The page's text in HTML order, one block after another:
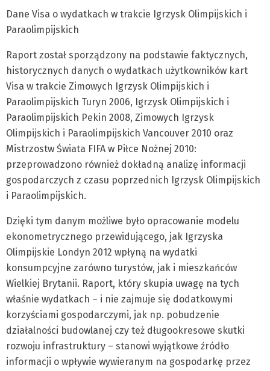
Dane Visa o wydatkach w trakcie Igrzysk Olimpijskich i
Paraolimpijskich
Raport został sporządzony na podstawie faktycznych,
historycznych danych o wydatkach użytkowników kart
Visa w trakcie Zimowych Igrzysk Olimpijskich i
Paraolimpijskich Turyn 2006, Igrzysk Olimpijskich i
Paraolimpijskich Pekin 2008, Zimowych Igrzysk
Olimpijskich i Paraolimpijskich Vancouver 2010 oraz
Mistrzostw Świata FIFA w Piłce Nożnej 2010:
przeprowadzono również dokładną analizę informacji
gospodarczych z czasu poprzednich Igrzysk Olimpijskich
i Paraolimpijskich.
Dzięki tym danym możliwe było opracowanie modelu
ekonometrycznego przewidującego, jak Igrzyska
Olimpijskie Londyn 2012 wpłyną na wydatki
konsumpcyjne zarówno turystów, jak i mieszkańców
Wielkiej Brytanii. Raport, który skupia uwagę na tych
właśnie wydatkach – i nie zajmuje się dodatkowymi
korzyściami gospodarczymi, jak np. pobudzenie
działalności budowlanej czy też długookresowe skutki
rozwoju infrastruktury – stanowi wyjątkowe źródło
informacji o wpływie wywieranym na gospodarkę przez